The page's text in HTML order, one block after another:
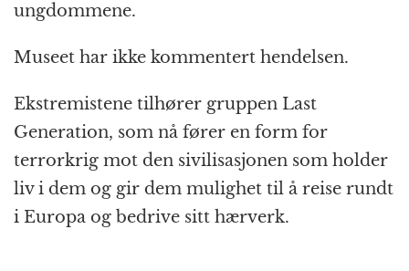
ungdommene.
Museet har ikke kommentert hendelsen.
Ekstremistene tilhører gruppen Last
Generation, som nå fører en form for
terrorkrig mot den sivilisasjonen som holder
liv i dem og gir dem mulighet til å reise rundt
i Europa og bedrive sitt hærverk.